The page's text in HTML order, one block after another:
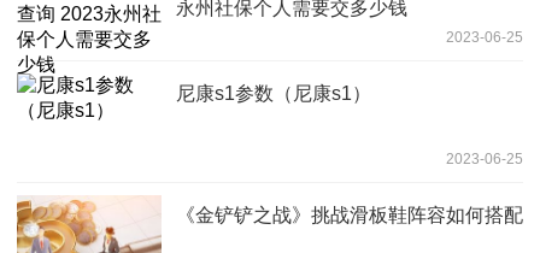
永州社保个人需要交多少钱
2023-06-25
尼康s1参数（尼康s1）
2023-06-25
《金铲铲之战》挑战滑板鞋阵容如何搭配